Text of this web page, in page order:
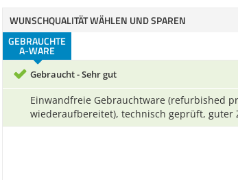
WUNSCHQUALITÄT WÄHLEN UND SPAREN
GEBRAUCHTE
A-WARE
Gebraucht - Sehr gut
Einwandfreie Gebrauchtware (refurbished
wiederaufbereitet), technisch geprüft, guter